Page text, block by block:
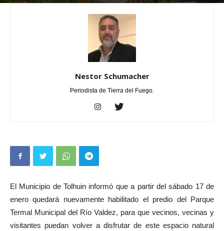
Nestor Schumacher
Periodista de Tierra del Fuego.
El Municipio de Tolhuin informó que a partir del sábado 17 de
enero quedará nuevamente habilitado el predio del Parque
Termal Municipal del Río Valdez, para que vecinos, vecinas y
visitantes puedan volver a disfrutar de este espacio natural